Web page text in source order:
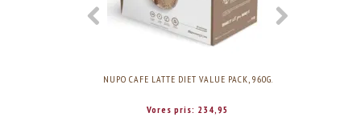
NUPO CAFE LATTE DIET VALUE PACK, 960G.
Vores pris: 234,95